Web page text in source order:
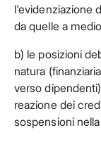
l'evidenziazione
da quelle a
b) le posizioni
natura
verso
reazione dei
sospensioni